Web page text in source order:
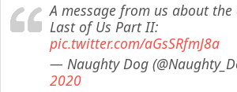
A message from us about the
Last of Us Part II:
pic.twitter.com/aGsSRfmJ8a
— Naughty Dog
2020